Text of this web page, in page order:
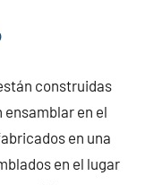
construidas
ensamblar en el
en una
en el lugar